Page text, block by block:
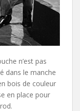
n’est pas
dans le manche
bois de couleur
en place pour